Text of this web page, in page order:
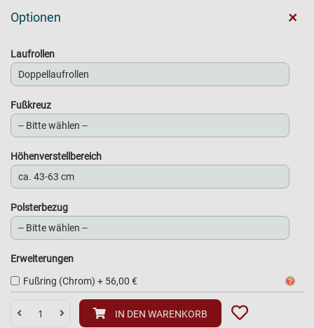
Optionen +
Laufrollen
Fußkreuz
Höhenverstellbereich
Polsterbezug
Erweiterungen
Fußring (Chrom) + 56,00 €
IN DEN WARENKORB